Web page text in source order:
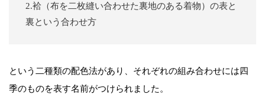
2.袷（布を二枚縫い合わせた裏地のある着物）の表と
裏という合わせ方
という二種類の配色法があり、それぞれの組み合わせには四
季のものを表す名前がつけられました。